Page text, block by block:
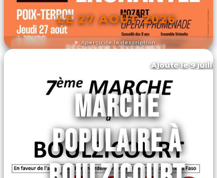
Aperçu de la description
LE 27 AOÛT 2026
DÉCOUVRIR L'ÉVÉNEMENT
Ajouté le 9
MARCHE
POPULAIRE À